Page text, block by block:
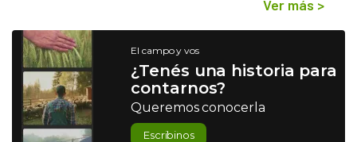
Ver más >
El campo y vos
¿Tenés una historia para
contarnos?
Queremos conocerla
Escribinos